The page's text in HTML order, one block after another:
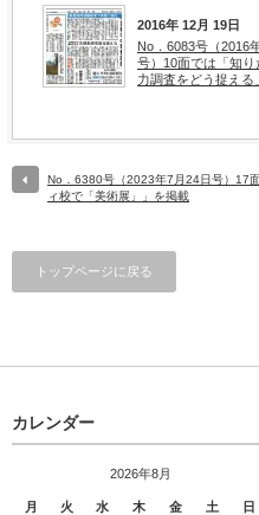
2016年 12月 19日
No．6083号（2016
号）10面では「知
力調査をどう捉える
No．6380号（2023年7月24日号）17
ィ校で「美術展」」を掲載
トップページに戻る
カレンダー
2026年8月
月 火 水 木 金 土 日